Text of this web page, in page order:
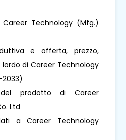
Career Technology (Mfg.)
e offerta, prezzo,
di Career Technology
del prodotto di Career
Ltd
a Career Technology